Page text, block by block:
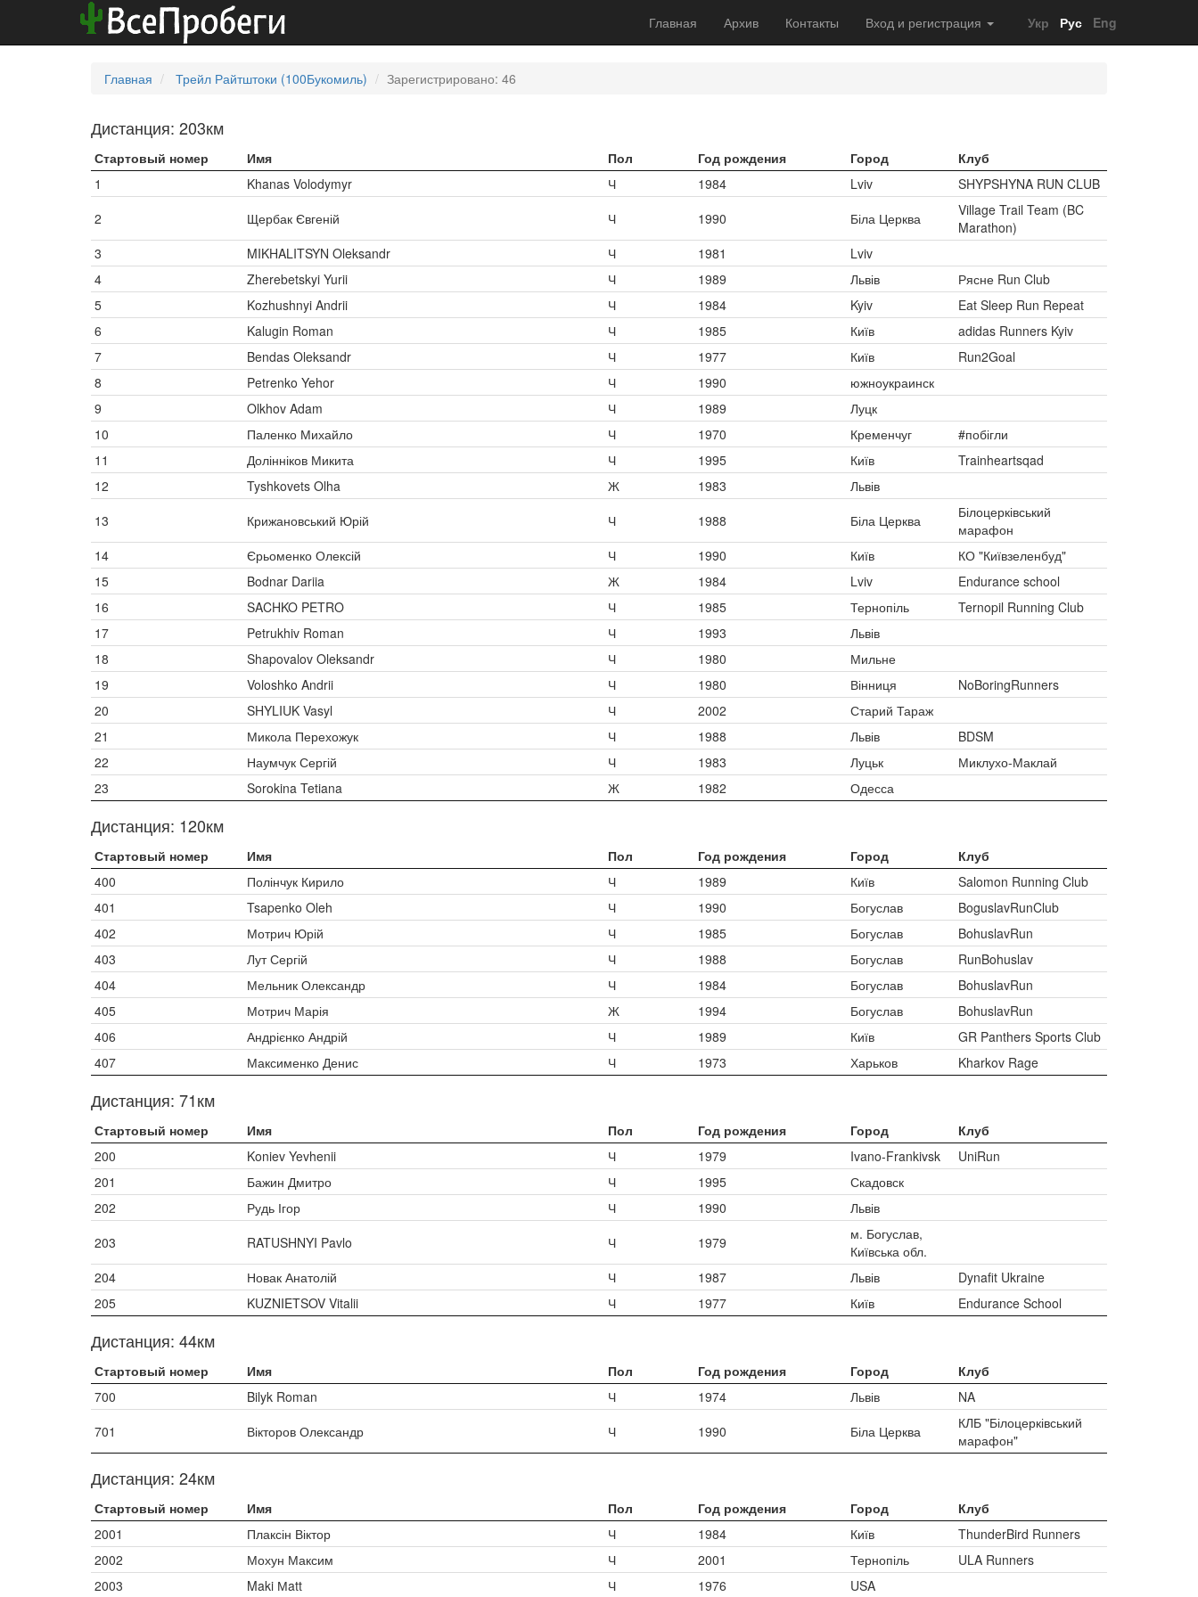
Главная Архив Контакты Вход и регистрация Укр Рус Eng
Главная Трейл Райтштоки (100Букомиль) Зарегистрировано: 46
Дистанция: 203км
Стартовый номер Имя Пол Год рождения Город
Клуб
1
Khanas Volodymyr Ч 1984 Lviv
SHYPSHYNA RUN CLUB
2
Щербак Євгеній Ч 1990 Біла Церква
Village Trail Team (BC
Marathon)
3
MIKHALITSYN Oleksandr Ч 1981
Lviv
4
Zherebetskyi Yurii Ч 1989 Львів
Рясне Run Club
5
Kozhushnyi Andrii Ч 1984 Kyiv
Eat Sleep Run Repeat
6
Kalugin Roman Ч 1985 Київ
adidas Runners Kyiv
7
Bendas Oleksandr Ч 1977 Київ
Run2Goal
8
Petrenko Yehor Ч 1990
южноукраинск
9
Olkhov Adam Ч 1989
Луцк
10
Паленко Михайло Ч 1970 Кременчуг
#побігли
11
Долінніков Микита Ч 1995 Київ
Trainheartsqad
12
Tyshkovets Olha Ж 1983
Львів
13
Крижановський Юрій Ч 1988 Біла Церква
Білоцерківський
марафон
14
Єрьоменко Олексій Ч 1990 Київ
КО "Київзеленбуд"
15
Bodnar Dariia Ж 1984 Lviv
Endurance school
16
SACHKO PETRO Ч 1985 Тернопіль
Ternopil Running Club
17
Petrukhiv Roman Ч 1993
Львів
18
Shapovalov Oleksandr Ч 1980
Мильне
19
Voloshko Andrii Ч 1980 Вінниця
NoBoringRunners
20
SHYLIUK Vasyl Ч 2002
Старий Тараж
21
Микола Перехожук Ч 1988 Львів
BDSM
22
Наумчук Сергій Ч 1983 Луцьк
Миклухо-Маклай
23
Sorokina Tetiana Ж 1982 Одесса
Дистанция: 120км
Стартовый номер Имя Пол Год рождения Город
Клуб
400
Полінчук Кирило Ч 1989 Київ
Salomon Running Club
401
Tsapenko Oleh Ч 1990 Богуслав
BoguslavRunClub
402
Мотрич Юрій Ч 1985 Богуслав
BohuslavRun
403
Лут Сергій Ч 1988 Богуслав
RunBohuslav
404
Мельник Олександр Ч 1984 Богуслав
BohuslavRun
405
Мотрич Марія Ж 1994 Богуслав
BohuslavRun
406
Андрієнко Андрій Ч 1989 Київ
GR Panthers Sports Club
407
Максименко Денис Ч 1973 Харьков Kharkov Rage
Дистанция: 71км
Стартовый номер Имя Пол Год рождения Город
Клуб
200
Koniev Yevhenii Ч 1979 Ivano-Frankivsk
UniRun
201
Бажин Дмитро Ч 1995
Скадовск
202
Рудь Ігор Ч 1990
Львів
203
RATUSHNYI Pavlo Ч 1979
м. Богуслав,
Київська обл.
204
Новак Анатолій Ч 1987 Львів
Dynafit Ukraine
205
KUZNIETSOV Vitalii Ч 1977 Київ Endurance School
Дистанция: 44км
Стартовый номер Имя Пол Год рождения Город
Клуб
700
Bilyk Roman Ч 1974 Львів
NA
701
Вікторов Олександр Ч 1990 Біла Церква
КЛБ "Білоцерківський
марафон"
Дистанция: 24км
Стартовый номер Имя Пол Год рождения Город
Клуб
2001
Плаксін Віктор Ч 1984 Київ
ThunderBird Runners
2002
Мохун Максим Ч 2001 Тернопіль
ULA Runners
2003
Maki Мatt Ч 1976 USA